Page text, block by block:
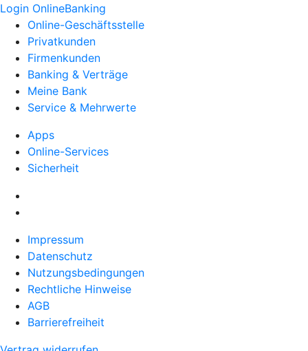
Login OnlineBanking
Online-Geschäftsstelle
Privatkunden
Firmenkunden
Banking & Verträge
Meine Bank
Service & Mehrwerte
Apps
Online-Services
Sicherheit
Impressum
Datenschutz
Nutzungsbedingungen
Rechtliche Hinweise
AGB
Barrierefreiheit